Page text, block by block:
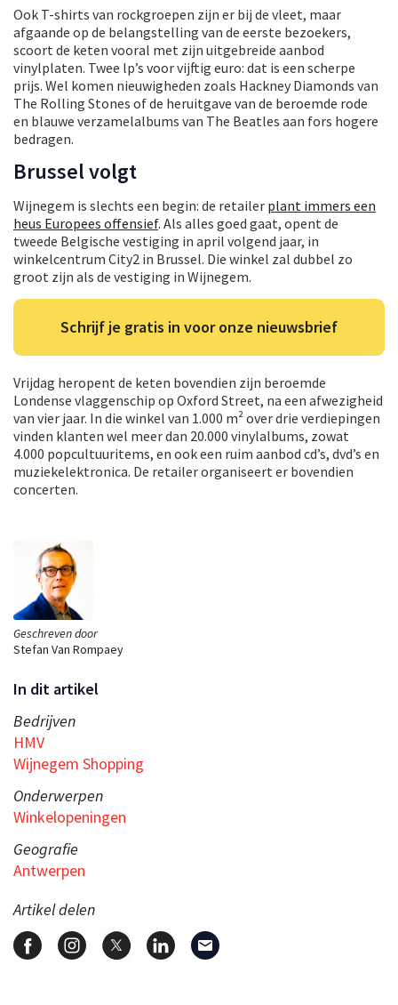
Geschreven door
Stefan Van Rompaey
In dit artikel
Bedrijven
HMV
Wijnegem Shopping
Onderwerpen
Winkelopeningen
Geografie
Antwerpen
Artikel delen
Ook T-shirts van rockgroepen zijn er bij de vleet, maar
afgaande op de belangstelling van de eerste bezoekers,
scoort de keten vooral met zijn uitgebreide aanbod
vinylplaten. Twee lp’s voor vijftig euro: dat is een scherpe
prijs. Wel komen nieuwigheden zoals Hackney Diamonds van
The Rolling Stones of de heruitgave van de beroemde rode
en blauwe verzamelalbums van The Beatles aan fors hogere
bedragen.
Brussel volgt
Wijnegem is slechts een begin: de retailer plant immers een
heus Europees offensief. Als alles goed gaat, opent de
tweede Belgische vestiging in april volgend jaar, in
winkelcentrum City2 in Brussel. Die winkel zal dubbel zo
groot zijn als de vestiging in Wijnegem.
Schrijf je gratis in voor onze nieuwsbrief
Vrijdag heropent de keten bovendien zijn beroemde
Londense vlaggenschip op Oxford Street, na een afwezigheid
van vier jaar. In die winkel van 1.000 m² over drie verdiepingen
vinden klanten wel meer dan 20.000 vinylalbums, zowat
4.000 popcultuuritems, en ook een ruim aanbod cd’s, dvd’s en
muziekelektronica. De retailer organiseert er bovendien
concerten.